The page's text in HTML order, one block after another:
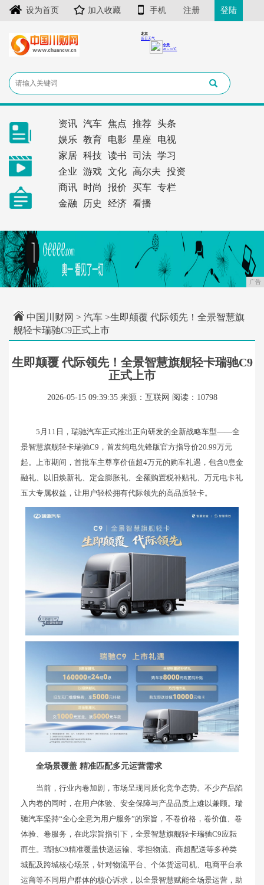
设为首页 加入收藏 手机 注册 登陆
资讯 汽车 焦点 推荐
头条
娱乐
教育 电影 星座
电视
家居
科技 读书 司法
学习
企业
游戏 文化 高尔夫
投资
商讯
时尚 报价 买车
专栏
金融
历史 经济 看播
广告
中国川财网 > 汽车 >生即颠覆 代际领先！全景智慧旗
舰轻卡瑞驰C9正式上市
生即颠覆 代际领先！全景智慧旗舰轻卡瑞驰C9
正式上市
2026-05-15 09:39:35 来源：互联网 阅读：10798
5月11日，瑞驰汽车正式推出正向研发的全新战略车型——全
景智慧旗舰轻卡瑞驰C9，首发纯电先锋版官方指导价20.99万元
起。上市期间，首批车主尊享价值超4万元的购车礼遇，包含0息金
融礼、以旧焕新礼、定金膨胀礼、全额购置税补贴礼、万元电卡礼
五大专属权益，让用户轻松拥有代际领先的高品质轻卡。
全场景覆盖 精准匹配多元运营需求
当前，行业内卷加剧，市场呈现同质化竞争态势。不少产品陷
入内卷的同时，在用户体验、安全保障与产品品质上难以兼顾。瑞
驰汽车坚持“全心全意为用户服务”的宗旨，不卷价格，卷价值、卷
体验、卷服务，在此宗旨指引下，全景智慧旗舰轻卡瑞驰C9应耘
而生。瑞驰C9精准覆盖快递运输、零担物流、商超配送等多种类
城配及跨城核心场景，针对物流平台、个体货运司机、电商平台承
运商等不同用户群体的核心诉求，以全景智慧赋能全场景运营，助